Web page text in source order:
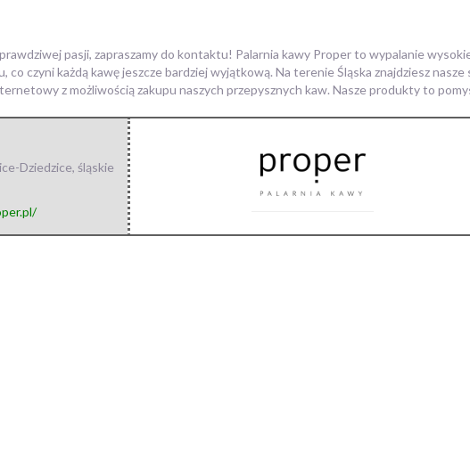
pasji, zapraszamy do kontaktu! Palarnia kawy Proper to wypalanie
co czyni każdą kawę jeszcze bardziej wyjątkową. Na terenie Śląska znajdziesz
z możliwością zakupu naszych przepysznych kaw. Nasze produkty to
Dziedzice, śląskie